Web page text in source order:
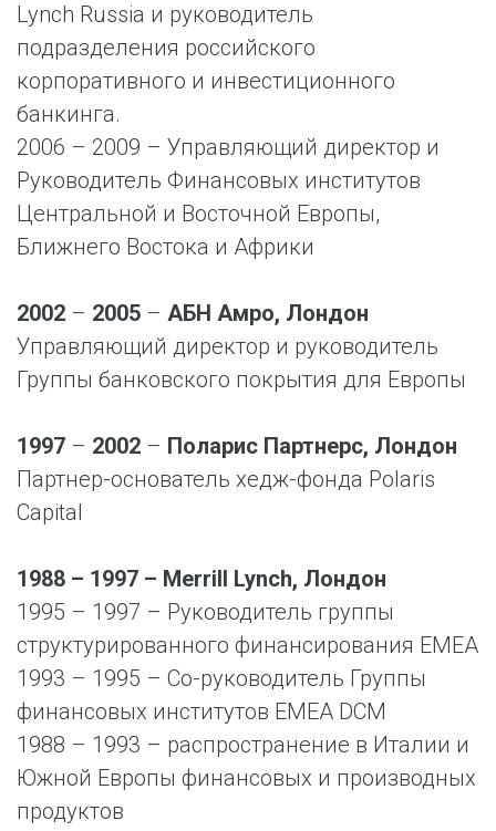
Lynch Russia и руководитель
подразделения российского
корпоративного и инвестиционного
банкинга.
2006 – 2009 – Управляющий директор и
Руководитель Финансовых институтов
Центральной и Восточной Европы,
Ближнего Востока и Африки
2002 – 2005 – АБН Амро, Лондон
Управляющий директор и руководитель
Группы банковского покрытия для Европы
1997 – 2002 – Поларис Партнерс, Лондон
Партнер-основатель хедж-фонда Polaris
Capital
1988 – 1997 – Merrill Lynch, Лондон
1995 – 1997 – Руководитель группы
структурированного финансирования EMEA
1993 – 1995 – Со-руководитель Группы
финансовых институтов EMEA DCM
1988 – 1993 – распространение в Италии и
Южной Европы финансовых и производных
продуктов